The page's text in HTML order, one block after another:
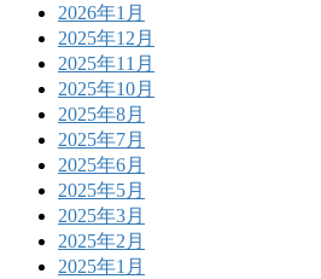
2026年1月
2025年12月
2025年11月
2025年10月
2025年8月
2025年7月
2025年6月
2025年5月
2025年3月
2025年2月
2025年1月